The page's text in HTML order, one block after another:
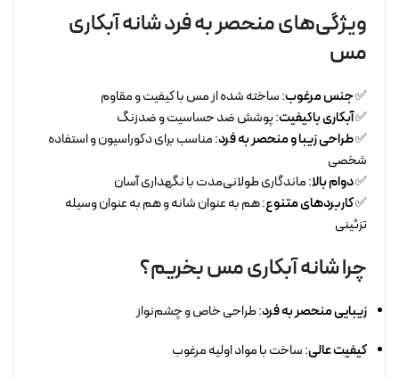
ویژگی‌های منحصر به فرد شانه آبکاری
مس
✅جنس مرغوب: ساخته شده از مس با کیفیت و مقاوم
✅آبکاری باکیفیت: پوشش ضد حساسیت و ضدزنگ
✅طراحی زیبا و منحصر به فرد: مناسب برای دکوراسیون و استفاده
شخصی
✅دوام بالا: ماندگاری طولانی‌مدت با نگهداری آسان
✅کاربردهای متنوع: هم به عنوان شانه و هم به عنوان وسیله
تزئینی
چرا شانه آبکاری مس بخریم؟
زیبایی منحصر به فرد: طراحی خاص و چشم‌نواز
کیفیت عالی: ساخت با مواد اولیه مرغوب